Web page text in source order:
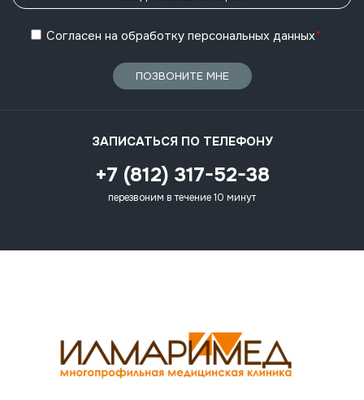
Согласен на обработку персональных данных*
ПОЗВОНИТЕ МНЕ
ЗАПИСАТЬСЯ ПО ТЕЛЕФОНУ
+7 (812) 317-52-38
перезвоним в течение 10 минут